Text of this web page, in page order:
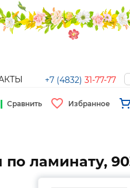
+7 (4832) 31-77-77
Сравнить Избранное
по ламинату,